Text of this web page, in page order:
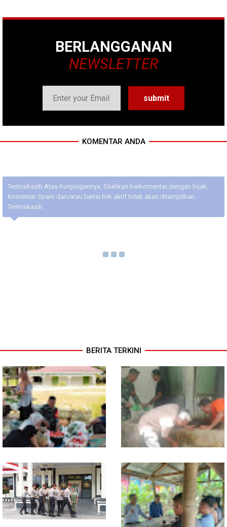
BERLANGGANAN
NEWSLETTER
KOMENTAR ANDA
Terimakasih Atas Kunjungannya, Silahkan berkomentar dengan bijak,
Komentar Spam dan/atau berisi link aktif tidak akan ditampilkan.
Terimakasih.
BERITA TERKINI
Babinsa Turun ke Pasar, Harga
dan Ketersediaan Sembako
Dipantau
Semangat Gotong Royong,
Babinsa dan Warga Bersihkan
Penampungan Air Masjid